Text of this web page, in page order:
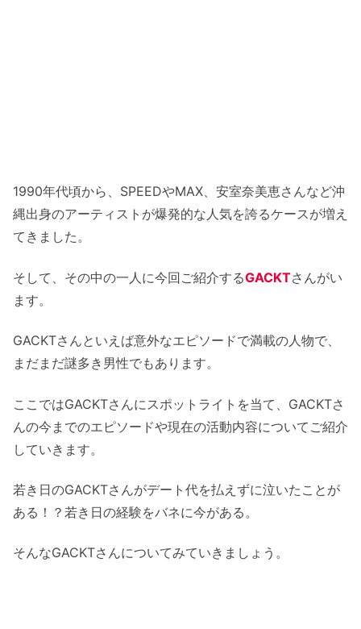
1990年代頃から、SPEEDやMAX、安室奈美恵さんなど沖
縄出身のアーティストが爆発的な人気を誇るケースが増え
てきました。
そして、その中の一人に今回ご紹介するGACKTさんがい
ます。
GACKTさんといえば意外なエピソードで満載の人物で、
まだまだ謎多き男性でもあります。
ここではGACKTさんにスポットライトを当て、GACKTさ
んの今までのエピソードや現在の活動内容についてご紹介
していきます。
若き日のGACKTさんがデート代を払えずに泣いたことが
ある！？若き日の経験をバネに今がある。
そんなGACKTさんについてみていきましょう。